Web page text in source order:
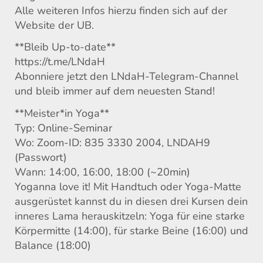
Alle weiteren Infos hierzu finden sich auf der
Website der UB.
**Bleib Up-to-date**
https://t.me/LNdaH
Abonniere jetzt den LNdaH-Telegram-Channel
und bleib immer auf dem neuesten Stand!
**Meister*in Yoga**
Typ: Online-Seminar
Wo: Zoom-ID: 835 3330 2004, LNDAH9
(Passwort)
Wann: 14:00, 16:00, 18:00 (~20min)
Yoganna love it! Mit Handtuch oder Yoga-Matte
ausgerüstet kannst du in diesen drei Kursen dein
inneres Lama herauskitzeln: Yoga für eine starke
Körpermitte (14:00), für starke Beine (16:00) und
Balance (18:00)